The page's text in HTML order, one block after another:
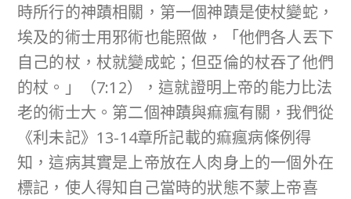
時所行的神蹟相關，第一個神蹟是使杖變蛇，
埃及的術士用邪術也能照做，「他們各人丟下
自己的杖，杖就變成蛇；但亞倫的杖吞了他們
的杖。」（7:12），這就證明上帝的能力比法
老的術士大。第二個神蹟與痲瘋有關，我們從
《利未記》13-14章所記載的痲瘋病條例得
知，這病其實是上帝放在人肉身上的一個外在
標記，使人得知自己當時的狀態不蒙上帝喜